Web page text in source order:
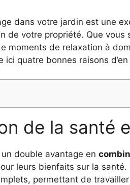
dans votre jardin est une
de votre propriété. Que vous
moments de relaxation à
ici quatre bonnes raisons
de la santé
double avantage en
leurs bienfaits sur la santé.
permettant de